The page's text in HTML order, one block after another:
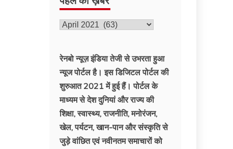
पहले
ख़बरें
रेनबो न्यूज़ इंडिया तेजी से उभरता हुआ
न्‍यूज पोर्टल है। इस डिजिटल पोर्टल की
शुरुआत 2021 में हुई हैं। पोर्टल के
माध्यम से देश दुनियां और राज्य की
शिक्षा, स्वास्थ्य, राजनीति, मनोरंजन,
खेल, पर्यटन, खान-पान और संस्कृति से
जुड़े वांछित एवं नवीनतम समाचारों को